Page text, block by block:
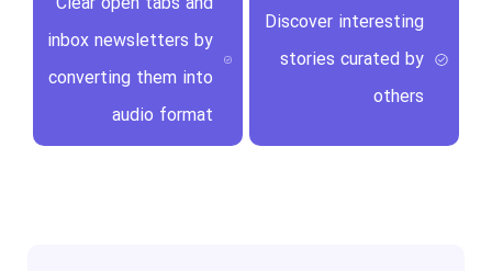
Discover interesting
stories curated by
others
inbox newsletters by
converting them into
audio format